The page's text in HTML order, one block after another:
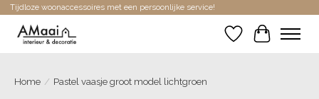
Tijdloze woonaccessoires met een persoonlijke service!
Verlanglijst
Home / Pastel vaasje groot model lichtgroen